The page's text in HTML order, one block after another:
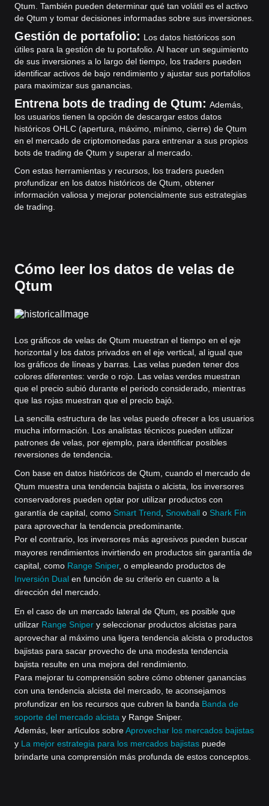
Qtum. También pueden determinar qué tan volátil es el activo
de Qtum y tomar decisiones informadas sobre sus inversiones.
Gestión de portafolio: Los datos históricos son
útiles para la gestión de tu portafolio. Al hacer un seguimiento
de sus inversiones a lo largo del tiempo, los traders pueden
identificar activos de bajo rendimiento y ajustar sus portafolios
para maximizar sus ganancias.
Entrena bots de trading de Qtum: Además,
los usuarios tienen la opción de descargar estos datos
históricos OHLC (apertura, máximo, mínimo, cierre) de Qtum
en el mercado de criptomonedas para entrenar a sus propios
bots de trading de Qtum y superar al mercado.
Con estas herramientas y recursos, los traders pueden
profundizar en los datos históricos de Qtum, obtener
información valiosa y mejorar potencialmente sus estrategias
de trading.
Cómo leer los datos de velas de
Qtum
Los gráficos de velas de Qtum muestran el tiempo en el eje
horizontal y los datos privados en el eje vertical, al igual que
los gráficos de líneas y barras. Las velas pueden tener dos
colores diferentes: verde o rojo. Las velas verdes muestran
que el precio subió durante el periodo considerado, mientras
que las rojas muestran que el precio bajó.
La sencilla estructura de las velas puede ofrecer a los usuarios
mucha información. Los analistas técnicos pueden utilizar
patrones de velas, por ejemplo, para identificar posibles
reversiones de tendencia.
Con base en datos históricos de Qtum, cuando el mercado de
Qtum muestra una tendencia bajista o alcista, los inversores
conservadores pueden optar por utilizar productos con
garantía de capital, como Smart Trend, Snowball o Shark Fin
para aprovechar la tendencia predominante.
Por el contrario, los inversores más agresivos pueden buscar
mayores rendimientos invirtiendo en productos sin garantía de
capital, como Range Sniper, o empleando productos de
Inversión Dual en función de su criterio en cuanto a la
dirección del mercado.
En el caso de un mercado lateral de Qtum, es posible que
utilizar Range Sniper y seleccionar productos alcistas para
aprovechar al máximo una ligera tendencia alcista o productos
bajistas para sacar provecho de una modesta tendencia
bajista resulte en una mejora del rendimiento.
Para mejorar tu comprensión sobre cómo obtener ganancias
con una tendencia alcista del mercado, te aconsejamos
profundizar en los recursos que cubren la banda Banda de
soporte del mercado alcista y Range Sniper.
Además, leer artículos sobreAprovechar los mercados bajistas
y La mejor estrategia para los mercados bajistas puede
brindarte una comprensión más profunda de estos conceptos.